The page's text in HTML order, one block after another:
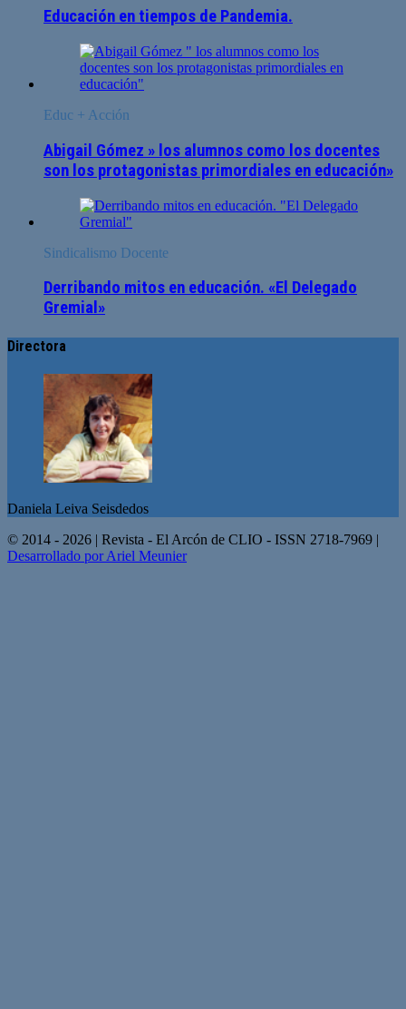
Educación en tiempos de Pandemia.
Educ + Acción
Abigail Gómez » los alumnos como los docentes
son los protagonistas primordiales en educación»
Sindicalismo Docente
Derribando mitos en educación. «El Delegado
Gremial»
Directora
Daniela Leiva Seisdedos
© 2014 - 2026 | Revista - El Arcón de CLIO - ISSN 2718-7969 |
Desarrollado por Ariel Meunier